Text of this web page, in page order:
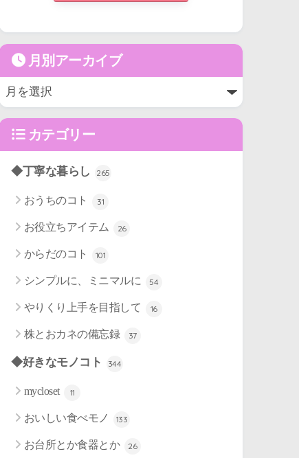
月別アーカイブ
カテゴリー
◆丁寧な暮らし 265
おうちのコト 31
お役立ちアイテム 26
からだのコト 101
シンプルに、ミニマルに 54
やりくり上手を目指して 16
株とおカネの備忘録 37
◆好きなモノコト 344
mycloset 11
おいしい食べモノ 133
お台所とか食器とか 26